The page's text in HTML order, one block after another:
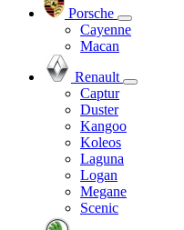
Porsche
Cayenne
Macan
Renault
Captur
Duster
Kangoo
Koleos
Laguna
Logan
Megane
Scenic